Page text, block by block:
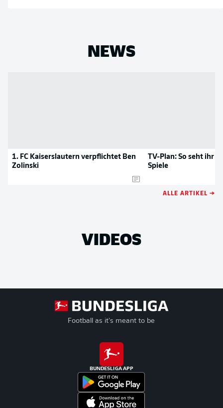
NEWS
1. FC Kaiserslautern verpflichtet Ben
Zolinski
TV-Plan: So seht ihr
Spiele
ALLE ARTIKEL →
VIDEOS
Football as it's meant to be
BUNDESLIGA APP